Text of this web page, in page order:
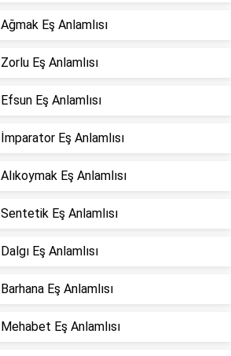
Ağmak Eş Anlamlısı
Zorlu Eş Anlamlısı
Efsun Eş Anlamlısı
İmparator Eş Anlamlısı
Alıkoymak Eş Anlamlısı
Sentetik Eş Anlamlısı
Dalgı Eş Anlamlısı
Barhana Eş Anlamlısı
Mehabet Eş Anlamlısı